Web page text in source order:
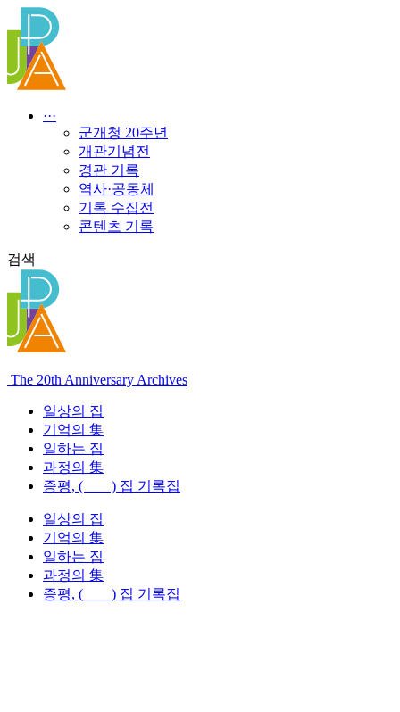
텐
로
건
···
군개청 20주년
개관기념전
경관 기록
역사·공동체
기록 수집전
콘텐츠 기록
검색
The 20th Anniversary Archives
일상의 집
기억의 集
일하는 집
과정의 集
증평, ( ) 집 기록집
일상의 집
기억의 集
일하는 집
과정의 集
증평, ( ) 집 기록집